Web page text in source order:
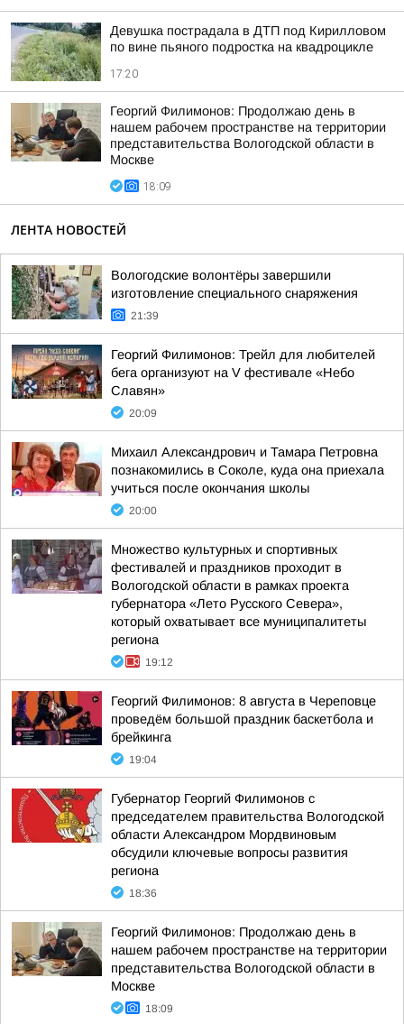
Девушка пострадала в ДТП под Кирилловом
по вине пьяного подростка на квадроцикле
17:20
Георгий Филимонов: Продолжаю день в
нашем рабочем пространстве на территории
представительства Вологодской области в
Москве
18:09
ЛЕНТА НОВОСТЕЙ
Вологодские волонтёры завершили
изготовление специального снаряжения
21:39
Георгий Филимонов: Трейл для любителей
бега организуют на V фестивале «Небо
Славян»
20:09
Михаил Александрович и Тамара Петровна
познакомились в Соколе, куда она приехала
учиться после окончания школы
20:00
Множество культурных и спортивных
фестивалей и праздников проходит в
Вологодской области в рамках проекта
губернатора «Лето Русского Севера»,
который охватывает все муниципалитеты
региона
19:12
Георгий Филимонов: 8 августа в Череповце
проведём большой праздник баскетбола и
брейкинга
19:04
Губернатор Георгий Филимонов с
председателем правительства Вологодской
области Александром Мордвиновым
обсудили ключевые вопросы развития
региона
18:36
Георгий Филимонов: Продолжаю день в
нашем рабочем пространстве на территории
представительства Вологодской области в
Москве
18:09